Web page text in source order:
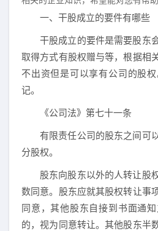
一、干股成立的要件有哪些
干股成立的要件是需要股东
取得方式有股权赠与等，根据相
不出资但是可以享有公司的股
记。
《公司法》第七十一条
有限责任公司的股东之间可
分股权。
股东向股东以外的人转让股
数同意。股东应就其股权转让事
同意，其他股东自接到书面通
的，视为同意转让。其他股东半